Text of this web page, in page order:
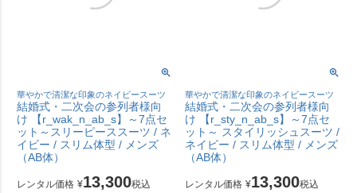
華やかで清潔な印象のネイビースーツ
結婚式・二次会の参列者様向
け 【r_wak_n_ab_s】～7点セ
ット～スリーピーススーツ / ネ
イビー / スリム体型 / メンズ
（AB体）
レンタル価格 ¥13,300税込
華やかで清潔な印象のネイビースーツ
結婚式・二次会の参列者様向
け 【r_sty_n_ab_s】～7点セ
ット～ スタイリッシュスーツ /
ネイビー / スリム体型 / メンズ
（AB体）
レンタル価格 ¥13,300税込